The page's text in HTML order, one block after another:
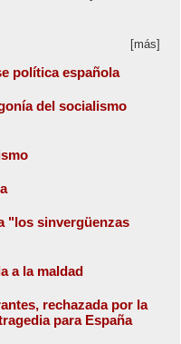
[más]
política española
del socialismo
"los sinvergüenzas
a la maldad
rechazada por la
para España